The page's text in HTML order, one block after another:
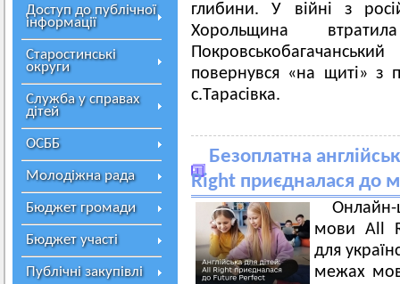
Доступ до публічної
інформації
Старостинські
округи
Служба у справах
дітей
ОСББ
Молодіжна рада
Бюджет громади
Бюджет участі
Публічні закупівлі
глибини. У війні з
Хорольщина
повернувся «на щиті»
с.Тарасівка.
Безоплатна
Right приєдналася до
Онлайн-
мови All
для
межах